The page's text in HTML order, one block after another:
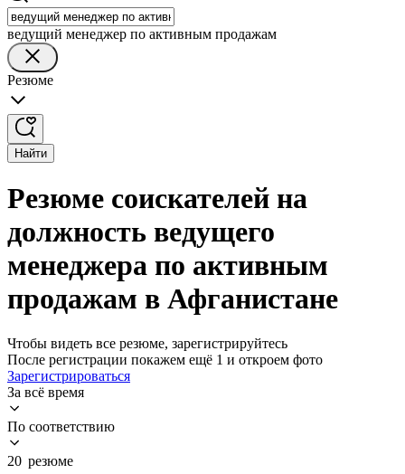
ведущий менеджер по активным продажам
Резюме
Найти
Резюме соискателей на
должность ведущего
менеджера по активным
продажам в Афганистане
Чтобы видеть все резюме, зарегистрируйтесь
После регистрации покажем ещё 1 и откроем фото
Зарегистрироваться
За всё время
По соответствию
20 резюме